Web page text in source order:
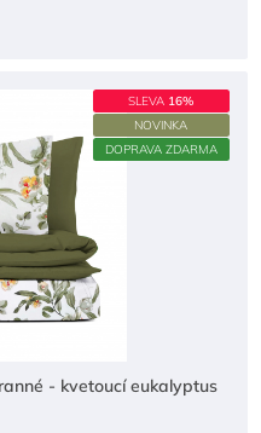
SLEVA 16%
NOVINKA
DOPRAVA ZDARMA
- kvetoucí eukalyptus